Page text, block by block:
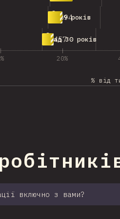
25-29 років
594
Понад 30 років
457
20%
% від
включно з вами?